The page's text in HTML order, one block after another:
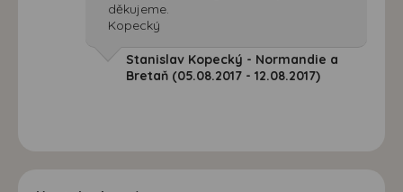
děkujeme.
Kopecký
Stanislav Kopecký - Normandie a
Bretaň (05.08.2017 - 12.08.2017)